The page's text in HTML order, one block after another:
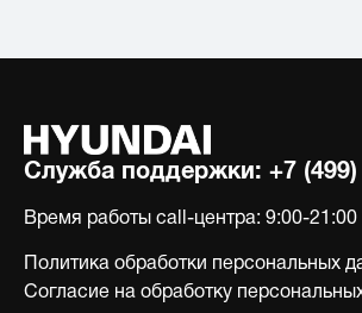
Служба поддержки: +7
Время работы call-центра: 9:00-21:00
Политика обработки персональных
Согласие на обработку